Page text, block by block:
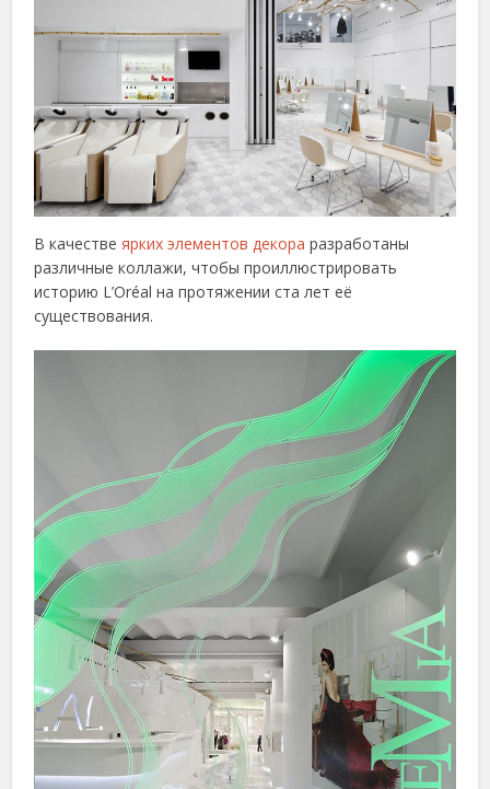
В качествеярких элементов декора разработаны
различные коллажи, чтобы проиллюстрировать
историю L’Oréal на протяжении ста лет её
существования.